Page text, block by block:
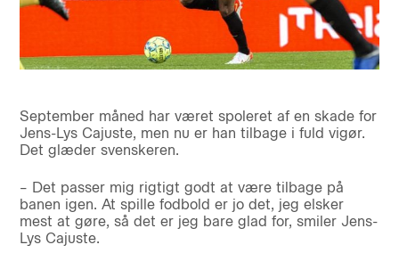
September måned har været spoleret af en skade for
Jens-Lys Cajuste, men nu er han tilbage i fuld vigør.
Det glæder svenskeren.
– Det passer mig rigtigt godt at være tilbage på
banen igen. At spille fodbold er jo det, jeg elsker
mest at gøre, så det er jeg bare glad for, smiler Jens-
Lys Cajuste.